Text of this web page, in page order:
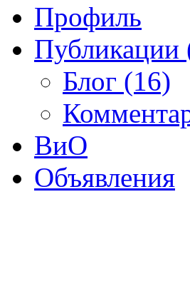
Профиль
Публикации
Блог (16)
ВиО
Объявления